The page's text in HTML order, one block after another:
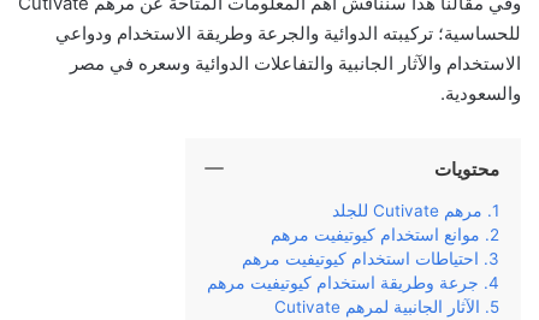
للحساسية؛‌ ‌تركيبته‌ ‌الدوائية‌ ‌والجرعة‌ ‌وطريقة‌ ‌الاستخدام‌ ‌ودواعي‌
‌الاستخدام‌ ‌والآثار‌ ‌الجانبية‌ ‌والتفاعلات الدوائية وسعره‌ ‌في مصر
والسعودية.‌
محتويات
مرهم Cutivate للجلد
موانع استخدام كيوتيفيت مرهم
احتياطات استخدام كيوتيفيت مرهم
جرعة وطريقة استخدام كيوتيفيت مرهم
الآثار الجانبية لمرهم Cutivate